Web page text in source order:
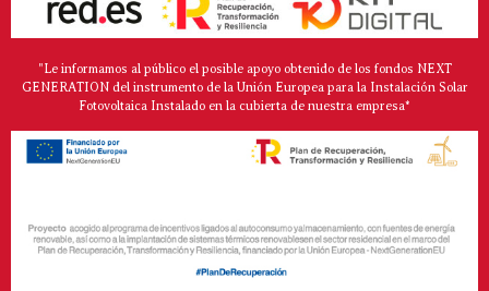
"Le informamos al público el posible apoyo obtenido de los fondos NEXT
GENERATION del instrumento de la Unión Europea para la Instalación Solar
Fotovoltaica Instalado en la cubierta de nuestra empresa*